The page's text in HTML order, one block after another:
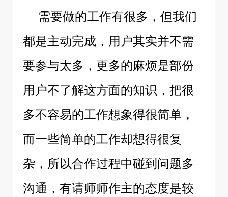
需要做的工作有很多，但我们
都是主动完成，用户其实并不需
要参与太多，更多的麻烦是部份
用户不了解这方面的知识，把很
多不容易的工作想象得很简单，
而一些简单的工作却想得很复
杂，所以合作过程中碰到问题多
沟通，有请师师作主的态度是较